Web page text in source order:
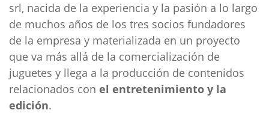
srl, nacida de la experiencia y la pasión a lo largo
de muchos años de los tres socios fundadores
de la empresa y materializada en un proyecto
que va más allá de la comercialización de
juguetes y llega a la producción de contenidos
relacionados con el entretenimiento y la
edición.